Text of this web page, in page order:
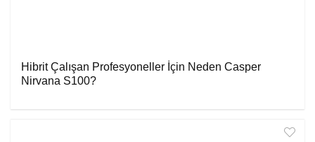
Hibrit Çalışan Profesyoneller İçin Neden Casper
Nirvana S100?